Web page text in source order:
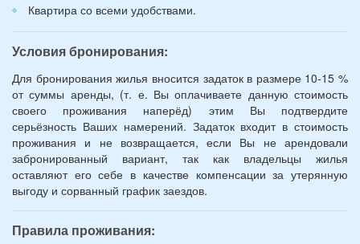
Квартира со всеми удобствами.
Условия бронирования:
Для бронирования жилья вносится задаток в размере 10-15 %
от суммы аренды, (т. е. Вы оплачиваете данную стоимость
своего проживания наперёд) этим Вы подтвердите
серьёзность Ваших намерений. Задаток входит в стоимость
проживания и не возвращается, если Вы не арендовали
забронированный вариант, так как владельцы жилья
оставляют его себе в качестве компенсации за утерянную
выгоду и сорванный график заездов.
Правила проживания: